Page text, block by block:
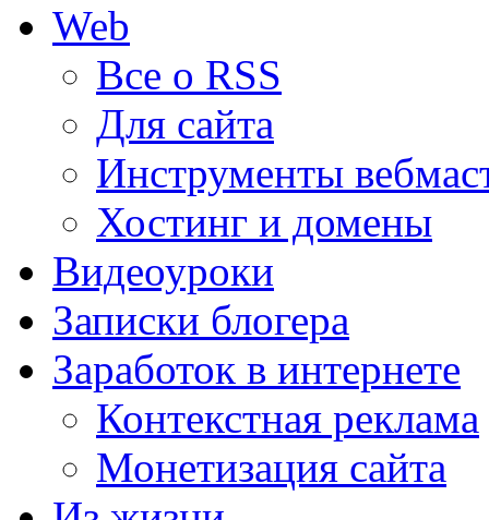
Web
Все о RSS
Для сайта
Инструменты
Хостинг и домены
Видеоуроки
Записки блогера
Заработок в интернете
Контекстная реклама
Монетизация сайта